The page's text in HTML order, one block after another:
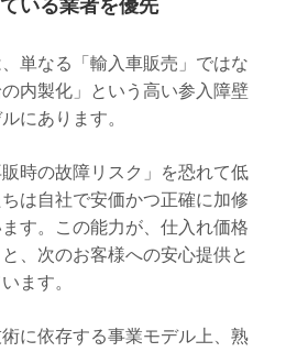
単なる「輸入車販売」ではな
内製化」という高い参入障壁
にあります。
時の故障リスク」を恐れて低
は自社で安価かつ正確に加修
す。この能力が、仕入れ価格
、次のお客様への安心提供と
ます。
に依存する事業モデル上、熟